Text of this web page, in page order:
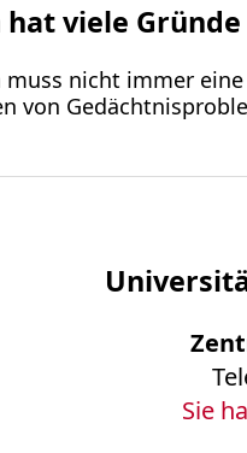
hat viele Gründe
nicht immer
von
Sie